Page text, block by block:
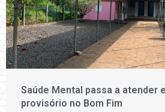
Saúde Mental passa a atender
provisório no Bom Fim